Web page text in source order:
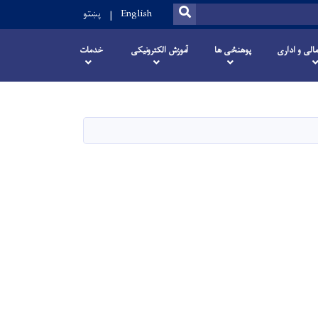
SEARCH
English پښتو
و اداری پوهنځی ها آموزش الکترونیکی خدمات